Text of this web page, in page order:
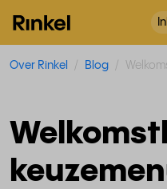
Over Rinkel Blog